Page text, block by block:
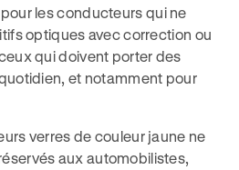
pour les conducteurs qui ne
optiques avec correction ou
qui doivent porter des
et notamment pour
verres de couleur jaune ne
aux automobilistes,